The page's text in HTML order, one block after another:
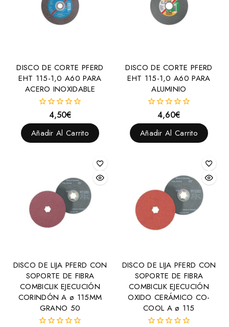
DISCO DE CORTE PFERD
EHT 115-1,0 A60 PARA
ACERO INOXIDABLE
fuera
de
4,50€
Añadir Al Carrito
DISCO DE CORTE PFERD
EHT 115-1,0 A60 PARA
ALUMINIO
fuera
de
4,60€
Añadir Al Carrito
DISCO DE LIJA PFERD CON
SOPORTE DE FIBRA
COMBICLIK EJECUCIÓN
CORINDÓN A ø 115MM
GRANO 50
DISCO DE LIJA PFERD CON
SOPORTE DE FIBRA
COMBICLIK EJECUCIÓN
OXIDO CERÁMICO CO-
COOL A ø 115